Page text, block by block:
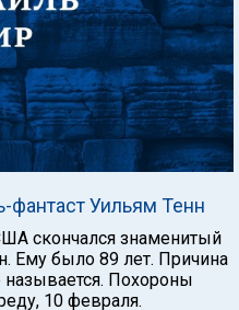
фантаст Уильям Тенн
скончался знаменитый
Ему было 89 лет. Причина
Похороны
10 февраля.